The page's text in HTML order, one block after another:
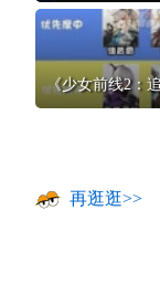
再逛逛>>